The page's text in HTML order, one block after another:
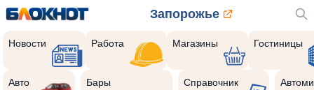
Запорожье
Новости Работа Магазины Гостиницы
Авто
Бары
Справочник